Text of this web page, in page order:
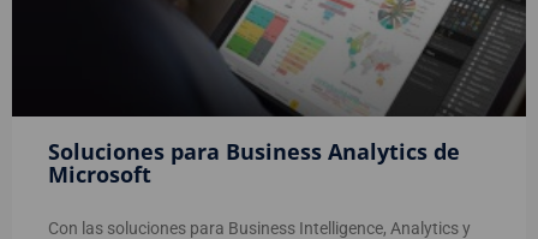
Soluciones para Business Analytics de
Microsoft
Con las soluciones para Business Intelligence, Analytics y